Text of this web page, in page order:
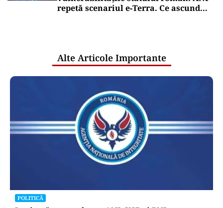
repetă scenariul e‑Terra. Ce ascund
Alte Articole Importante
POLITICĂ